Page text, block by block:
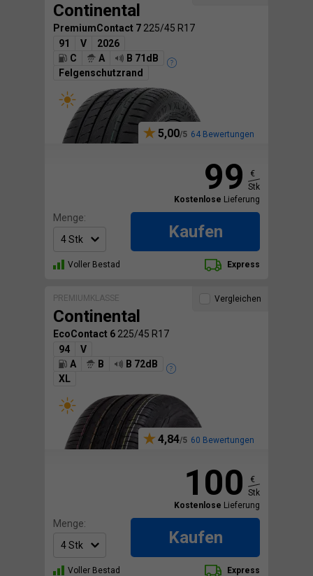
Continental
PremiumContact 7 225/45 R17
91
V
2026
C
A
B 71dB
Felgenschutzrand
5,00 64 Bewertungen
99
€
Stk
Kostenlose Lieferung
Menge:
Kaufen
Voller Bestad Express
PREMIUMKLASSE
Continental
EcoContact 6 225/45 R17
94
V
A
B
B 72dB
XL
4,84 60 Bewertungen
Vergleichen
100
€
Stk
Kostenlose Lieferung
Menge:
Kaufen
Voller Bestad Express